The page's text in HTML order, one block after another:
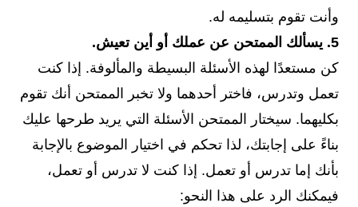
وأنت تقوم بتسليمه له.
5. يسألك الممتحن عن عملك أو أين تعيش.
كن مستعدًا لهذه الأسئلة البسيطة والمألوفة. إذا كنت
تعمل وتدرس، فاختر أحدهما ولا تخبر الممتحن أنك تقوم
بكليهما. سيختار الممتحن الأسئلة التي يريد طرحها عليك
بناءً على إجابتك، لذا تحكم في اختيار الموضوع بالإجابة
بأنك إما تدرس أو تعمل. إذا كنت لا تدرس أو تعمل،
فيمكنك الرد على هذا النحو: